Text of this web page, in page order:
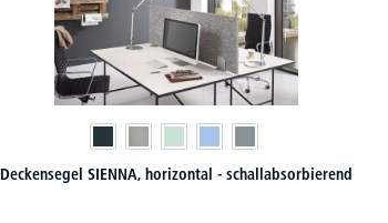
Deckensegel SIENNA, horizontal - schallabsorbierend